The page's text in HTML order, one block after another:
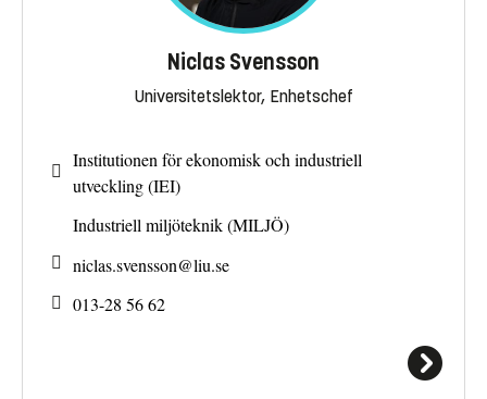
Niclas Svensson
Universitetslektor, Enhetschef
Institutionen för ekonomisk och industriell
utveckling (IEI)
Industriell miljöteknik (MILJÖ)
niclas.svensson@liu.se
013-28 56 62